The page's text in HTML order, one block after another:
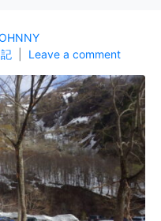
Leave a comment